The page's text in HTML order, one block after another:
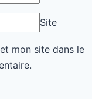
Site
mon site dans le